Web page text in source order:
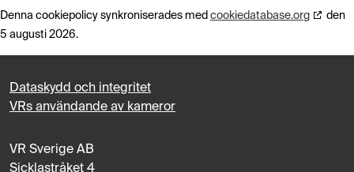
Denna cookiepolicy synkroniserades med cookiedatabase.org
den
5 augusti 2026.
Dataskydd och integritet
VRs användande av kameror
VR Sverige AB
Sicklastråket 4